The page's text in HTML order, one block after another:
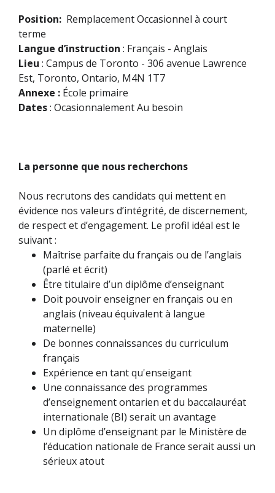
Position: Remplacement Occasionnel à court
terme
Langue d’instruction : Français - Anglais
Lieu : Campus de Toronto - 306 avenue Lawrence
Est, Toronto, Ontario, M4N 1T7
Annexe : École primaire
Dates: Ocasionnalement Au besoin
La personne que nous recherchons
Nous recrutons des candidats qui mettent en
évidence nos valeurs d’intégrité, de discernement,
de respect et d’engagement. Le profil idéal est le
suivant :
Maîtrise parfaite du français ou de l’anglais
(parlé et écrit)
Être titulaire d’un diplôme d’enseignant
Doit pouvoir enseigner en français ou en
anglais (niveau équivalent à langue
maternelle)
De bonnes connaissances du curriculum
français
Expérience en tant qu'enseigant
Une connaissance des programmes
d’enseignement ontarien et du baccalauréat
internationale (BI) serait un avantage
Un diplôme d’enseignant par le Ministère de
l’éducation nationale de France serait aussi un
sérieux atout